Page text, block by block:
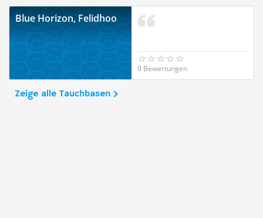
Blue Horizon, Felidhoo
0 Bewertungen
Zeige alle Tauchbasen